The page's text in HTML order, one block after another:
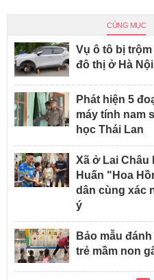
CÙNG MỤC
Vụ ô tô bị
đô thị ở Hà
Phát hiện 5
máy tính nam
học Thái Lan
Xã ở Lai Châu
Huấn "Hoa
dân cùng xác
ý
Bảo mẫu
trẻ mầm non